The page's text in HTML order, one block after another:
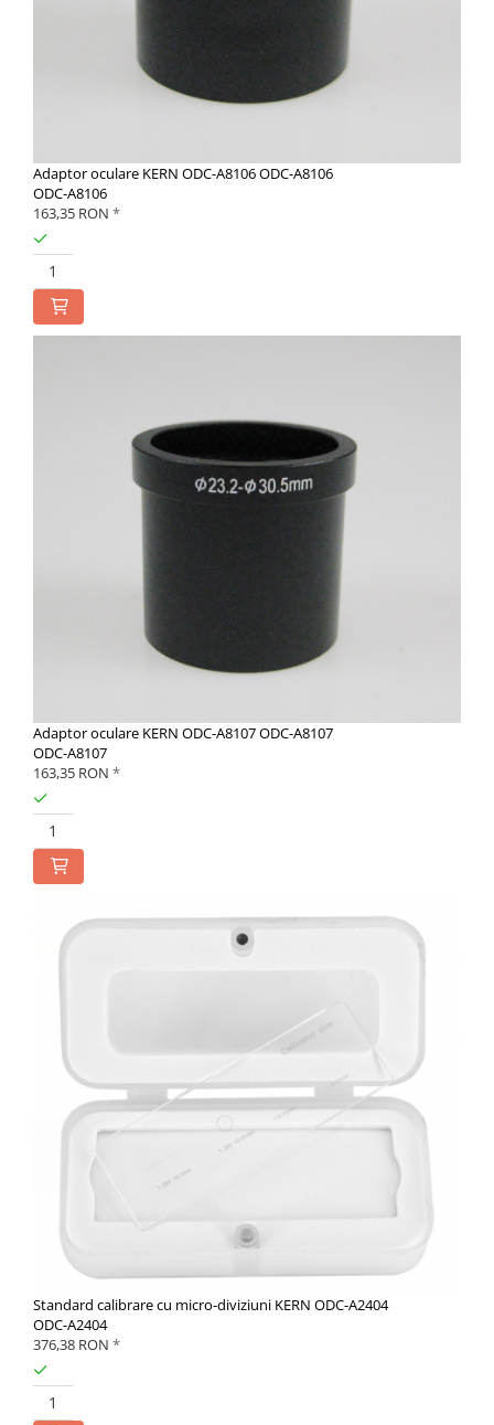
Adaptor oculare KERN ODC-A8106 ODC-A8106
ODC-A8106
163,35 RON *
Adaptor oculare KERN ODC-A8107 ODC-A8107
ODC-A8107
163,35 RON *
Standard calibrare cu micro-diviziuni KERN ODC-A2404
ODC-A2404
376,38 RON *